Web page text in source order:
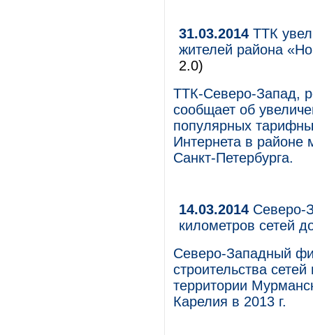
31.03.2014 ТТК
жителей района
2.0)
ТТК-Северо-Запад,
сообщает об
популярных
Интернета в районе
Санкт-Петербурга.
14.03.2014 Северо-
километров сетей
Северо-Западный
строительства
территории
Карелия в 2013 г.